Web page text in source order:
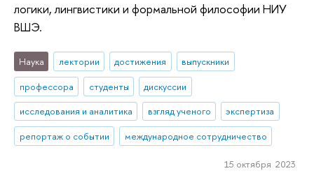
логики, лингвистики и формальной философии НИУ
ВШЭ.
Наука лектории достижения
выпускники
профессора
студенты
дискуссии
исследования и аналитика
взгляд ученого
экспертиза
репортаж о событии
международное сотрудничество
15 октября 2023